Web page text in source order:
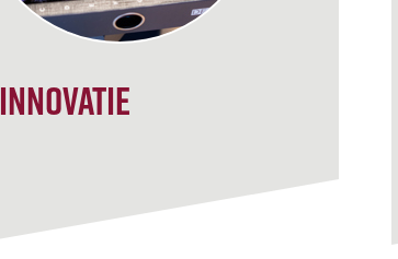
Innovatie